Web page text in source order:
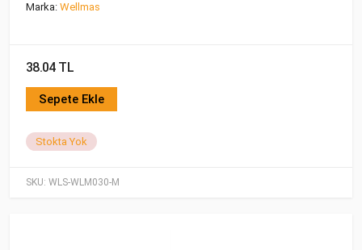
SKU: WLS-WLM030-M
Marka: Wellmas
38.04 TL
Sepete Ekle
Stokta Yok